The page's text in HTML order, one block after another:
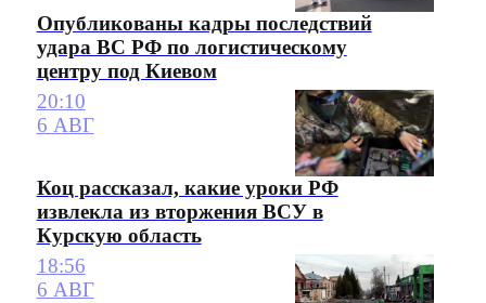
Опубликованы кадры последствий
удара ВС РФ по логистическому
центру под Киевом
20:10
6 АВГ
Коц рассказал, какие уроки РФ
извлекла из вторжения ВСУ в
Курскую область
18:56
6 АВГ